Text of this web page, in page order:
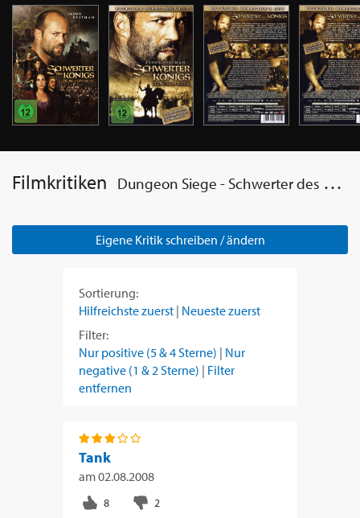
Filmkritiken Dungeon Siege - Schwerter des Königs
Eigene Kritik schreiben / ändern
Sortierung:
Hilfreichste zuerst | Neueste zuerst
Filter:
Nur positive (5 & 4 Sterne) | Nur
negative (1 & 2 Sterne) | Filter
entfernen
Tank
am02.08.2008